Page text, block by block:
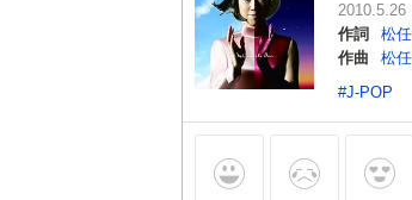
2010.5.26
作詞
松
作曲
松
#J-POP